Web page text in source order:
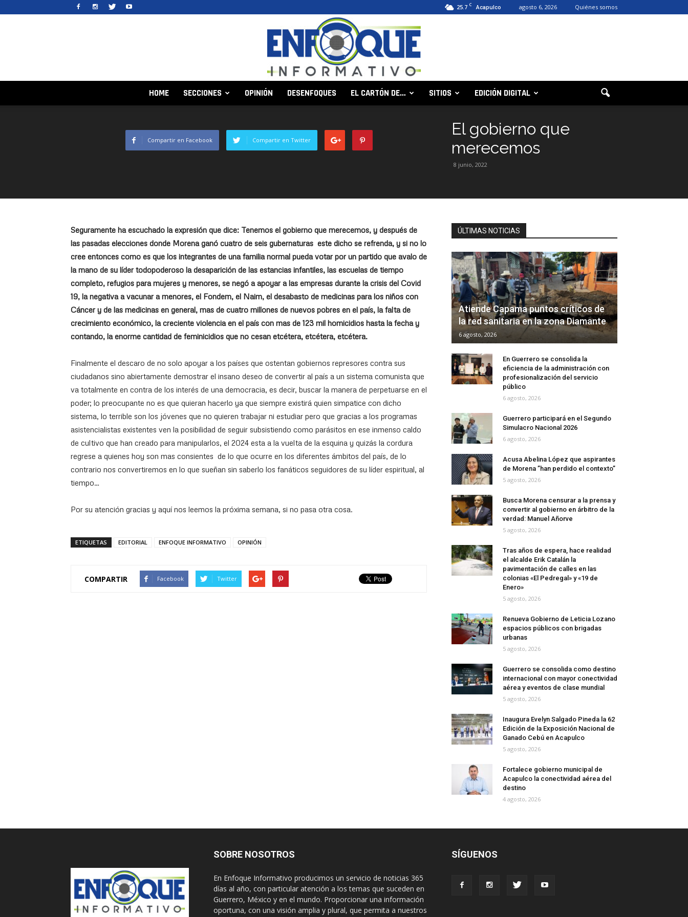
25.7 C Acapulco agosto 6, 2026 Quiénes somos
HOME SECCIONES OPINIÓN DESENFOQUES EL CARTÓN DE… SITIOS EDICIÓN DIGITAL
El gobierno que
merecemos
8 junio, 2022
Compartir en Facebook Compartir en Twitter
Seguramente ha escuchado la expresión que dice: Tenemos el gobierno que merecemos, y después de
las pasadas elecciones donde Morena ganó cuatro de seis gubernaturas este dicho se refrenda, y si no lo
cree entonces como es que los integrantes de una familia normal pueda votar por un partido que avalo de
la mano de su líder todopoderoso la desaparición de las estancias infantiles, las escuelas de tiempo
completo, refugios para mujeres y menores, se negó a apoyar a las empresas durante la crisis del Covid
19, la negativa a vacunar a menores, el Fondem, el Naim, el desabasto de medicinas para los niños con
Cáncer y de las medicinas en general, mas de cuatro millones de nuevos pobres en el país, la falta de
crecimiento económico, la creciente violencia en el país con mas de 123 mil homicidios hasta la fecha y
contando, la enorme cantidad de feminicidios que no cesan etcétera, etcétera, etcétera.
Finalmente el descaro de no solo apoyar a los países que ostentan gobiernos represores contra sus
ciudadanos sino abiertamente demostrar el insano deseo de convertir al país a un sistema comunista que
va totalmente en contra de los interés de una democracia, es decir, buscar la manera de perpetuarse en el
poder; lo preocupante no es que quieran hacerlo ya que siempre existirá quien simpatice con dicho
sistema, lo terrible son los jóvenes que no quieren trabajar ni estudiar pero que gracias a los programas
asistencialistas existentes ven la posibilidad de seguir subsistiendo como parásitos en ese inmenso caldo
de cultivo que han creado para manipularlos, el 2024 esta a la vuelta de la esquina y quizás la cordura
regrese a quienes hoy son mas consientes de lo que ocurre en los diferentes ámbitos del país, de lo
contrario nos convertiremos en lo que sueñan sin saberlo los fanáticos seguidores de su líder espiritual, al
tiempo…
Por su atención gracias y aquí nos leemos la próxima semana, si no pasa otra cosa.
ETIQUETAS EDITORIAL ENFOQUE INFORMATIVO OPINIÓN
COMPARTIR Facebook Twitter
ÚLTIMAS NOTICIAS
Atiende Capama puntos críticos de
la red sanitaria en la zona Diamante
6 agosto, 2026
En Guerrero se consolida la
eficiencia de la administración con
profesionalización del servicio
público
6 agosto, 2026
Guerrero participará en el Segundo
Simulacro Nacional 2026
6 agosto, 2026
Acusa Abelina López que aspirantes
de Morena ”han perdido el contexto”
5 agosto, 2026
Busca Morena censurar a la prensa y
convertir al gobierno en árbitro de la
verdad: Manuel Añorve
5 agosto, 2026
Tras años de espera, hace realidad
el alcalde Erik Catalán la
pavimentación de calles en las
colonias «El Pedregal» y «19 de
Enero»
5 agosto, 2026
Renueva Gobierno de Leticia Lozano
espacios públicos con brigadas
urbanas
5 agosto, 2026
Guerrero se consolida como destino
internacional con mayor conectividad
aérea y eventos de clase mundial
5 agosto, 2026
Inaugura Evelyn Salgado Pineda la 62
Edición de la Exposición Nacional de
Ganado Cebú en Acapulco
5 agosto, 2026
Fortalece gobierno municipal de
Acapulco la conectividad aérea del
destino
4 agosto, 2026
SOBRE NOSOTROS
En Enfoque Informativo producimos un servicio de noticias 365
días al año, con particular atención a los temas que suceden en
Guerrero, México y en el mundo. Proporcionar una información
oportuna, con una visión amplia y plural, que permita a nuestros
SÍGUENOS